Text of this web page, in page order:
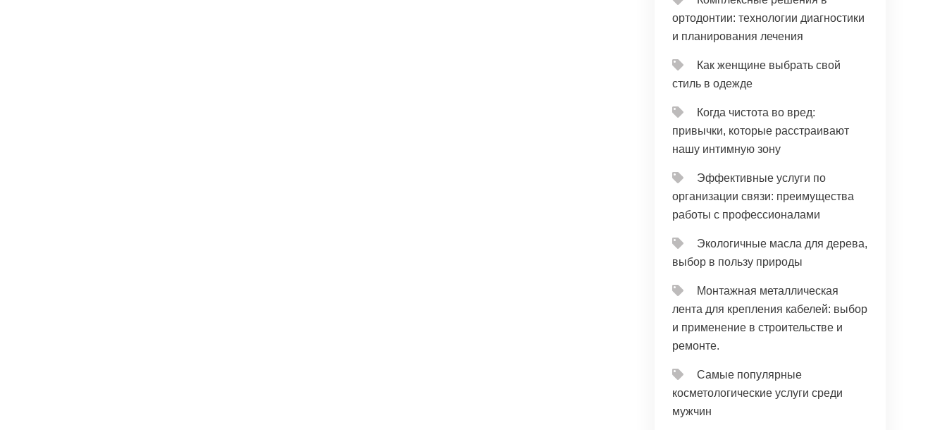
ортодонтии: технологии диагностики
и планирования лечения
Как женщине выбрать свой
стиль в одежде
Когда чистота во вред:
привычки, которые расстраивают
нашу интимную зону
Эффективные услуги по
организации связи: преимущества
работы с профессионалами
Экологичные масла для дерева,
выбор в пользу природы
Монтажная металлическая
лента для крепления кабелей: выбор
и применение в строительстве и
ремонте.
Самые популярные
косметологические услуги среди
мужчин